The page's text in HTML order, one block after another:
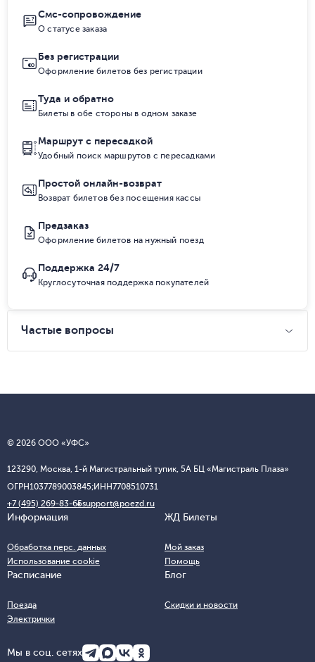
Смс-сопровождение
О статусе заказа
Без регистрации
Оформление билетов без регистрации
Туда и обратно
Билеты в обе стороны в одном заказе
Маршрут с пересадкой
Удобный поиск маршрутов с пересадками
Простой онлайн-возврат
Возврат билетов без посещения кассы
Предзаказ
Оформление билетов на нужный поезд
Поддержка 24/7
Круглосуточная поддержка покупателей
Частые вопросы
© 2026 ООО «УФС»
123290, Москва, 1-й Магистральный тупик, 5А БЦ «Магистраль Плаза»
ОГРН1037789003845;ИНН7708510731
+7 (495) 269-83-65support@poezd.ru
Информация
Обработка перс. данных
Использование cookie
ЖД Билеты
Мой заказ
Помощь
Расписание
Поезда
Электрички
Блог
Скидки и новости
Мы в соц. сетях